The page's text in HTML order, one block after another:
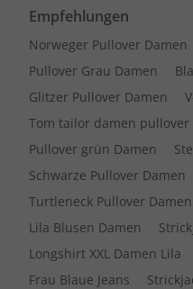
Empfehlungen
Norweger Pullover Damen
Pullover Grau Damen
Glitzer Pullover Damen
Tom tailor damen pullover
Pullover grün Damen
Schwarze Pullover Damen
Turtleneck Pullover Damen
Lila Blusen Damen
Longshirt XXL Damen Lila
Frau Blaue Jeans